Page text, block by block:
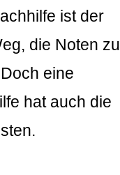
ist der
die Noten zu
eine
hat auch die